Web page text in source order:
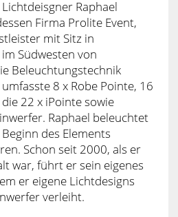
Raphael
Firma Prolite Event,
mit Sitz in
Südwesten von
Beleuchtungstechnik
8 x Robe Pointe, 16
22 x iPointe sowie
Raphael beleuchtet
des Elements
Schon seit 2000, als er
war, führt er sein eigenes
er eigene Lichtdesigns
verleiht.